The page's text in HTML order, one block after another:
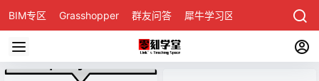
BIM专区 Grasshopper 群友问答 犀牛学习区